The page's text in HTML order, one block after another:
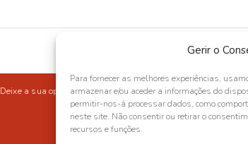
Gerir o
Para fornecer as melhores experiências,
armazenar e/ou aceder a informações do
permitir-nos-á processar dados, como
neste site. Não consentir ou retirar o
recursos e funções.
Deixe a sua opinião